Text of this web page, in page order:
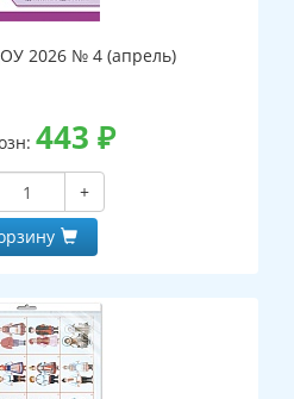
2026 № 4 (апрель)
443 ₽
+